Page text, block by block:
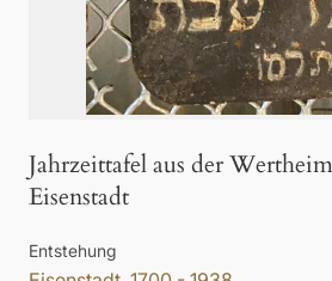
Jahrzeittafel aus der
Eisenstadt
Entstehung